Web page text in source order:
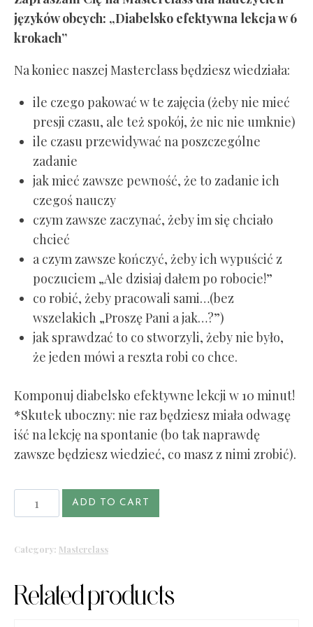
języków obcych: „Diabelsko efektywna lekcja w 6
krokach”
Na koniec naszej Masterclass będziesz wiedziała:
ile czego pakować w te zajęcia (żeby nie mieć
presji czasu, ale też spokój, że nic nie umknie)
ile czasu przewidywać na poszczególne
zadanie
jak mieć zawsze pewność, że to zadanie ich
czegoś nauczy
czym zawsze zaczynać, żeby im się chciało
chcieć
a czym zawsze kończyć, żeby ich wypuścić z
poczuciem „Ale dzisiaj dałem po robocie!”
co robić, żeby pracowali sami…(bez
wszelakich „Proszę Pani a jak…?”)
jak sprawdzać to co stworzyli, żeby nie było,
że jeden mówi a reszta robi co chce.
Komponuj diabelsko efektywne lekcji w 10 minut!
*Skutek uboczny: nie raz będziesz miała odwagę
iść na lekcję na spontanie (bo tak naprawdę
zawsze będziesz wiedzieć, co masz z nimi zrobić).
Masterclass
2:
efektywna
w
ADD TO CART
Category: Masterclass
Related products